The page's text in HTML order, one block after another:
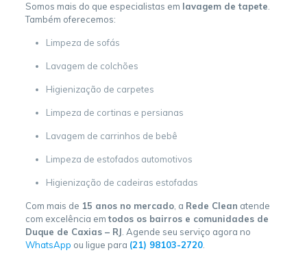
Somos mais do que especialistas em lavagem de tapete.
Também oferecemos:
Limpeza de sofás
Lavagem de colchões
Higienização de carpetes
Limpeza de cortinas e persianas
Lavagem de carrinhos de bebê
Limpeza de estofados automotivos
Higienização de cadeiras estofadas
Com mais de 15 anos no mercado, a Rede Clean atende
com excelência emtodos os bairros e comunidades de
Duque de Caxias – RJ. Agende seu serviço agora no
WhatsApp ou ligue para (21) 98103-2720.